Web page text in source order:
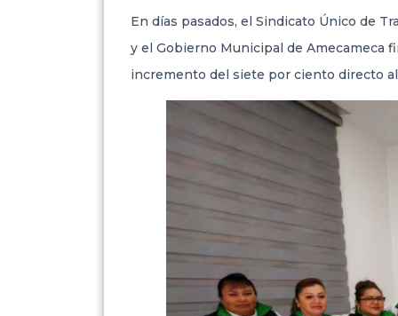
En días pasados, el Sindicato Único de
y el Gobierno Municipal de Amecameca
incremento del siete por ciento directo